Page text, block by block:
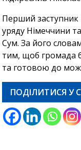
Перший заступник
уряду Німеччини
Сум. За його
тим, щоб громада
та готовою до
ПОДІЛИТИСЯ У